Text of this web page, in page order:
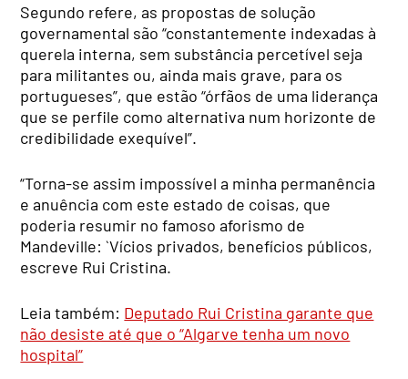
Segundo refere, as propostas de solução
governamental são “constantemente indexadas à
querela interna, sem substância percetível seja
para militantes ou, ainda mais grave, para os
portugueses”, que estão “órfãos de uma liderança
que se perfile como alternativa num horizonte de
credibilidade exequível”.
“Torna-se assim impossível a minha permanência
e anuência com este estado de coisas, que
poderia resumir no famoso aforismo de
Mandeville: `Vícios privados, benefícios públicos,
escreve Rui Cristina.
Leia também: Deputado Rui Cristina garante que
não desiste até que o “Algarve tenha um novo
hospital”